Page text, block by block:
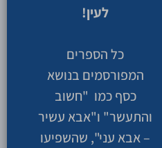
לעין!
כל הספרים
המפורסמים בנושא
כסף כמו "חשוב
והתעשר" ו"אבא עשיר
– אבא עני", שהשפיעו